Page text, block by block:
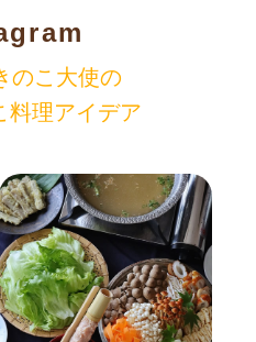
のこ大使の
料理アイデア